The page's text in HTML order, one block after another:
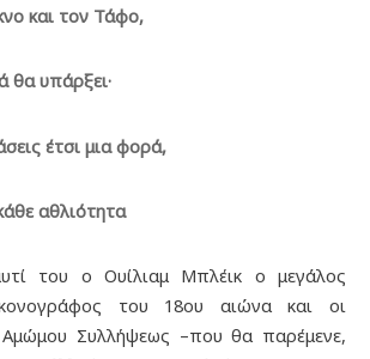
και τον Τάφο,
υπάρξει·
έτσι μια φορά,
αθλιότητα
του ο Ουίλιαμ Μπλέικ ο μεγάλος
του 18ου αιώνα και οι
Αμώμου Συλλήψεως –που θα παρέμενε,